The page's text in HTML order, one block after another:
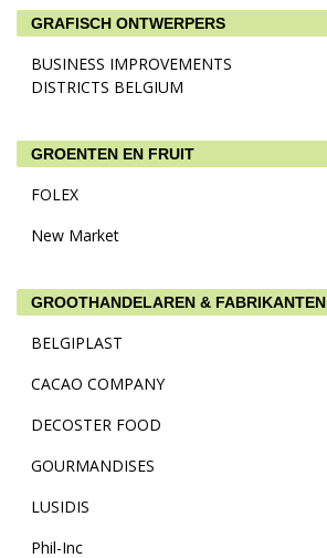
GRAFISCH ONTWERPERS
BUSINESS IMPROVEMENTS
DISTRICTS BELGIUM
GROENTEN EN FRUIT
FOLEX
New Market
GROOTHANDELAREN & FABRIKANTEN
BELGIPLAST
CACAO COMPANY
DECOSTER FOOD
GOURMANDISES
LUSIDIS
Phil-Inc